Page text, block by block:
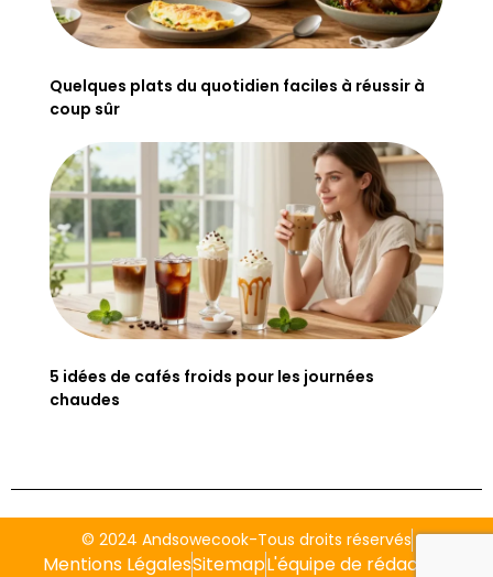
Quelques plats du quotidien faciles à réussir à
coup sûr
5 idées de cafés froids pour les journées
chaudes
© 2024 Andsowecook-Tous droits réservés
Mentions LégalesSitemapL'équipe de rédaction